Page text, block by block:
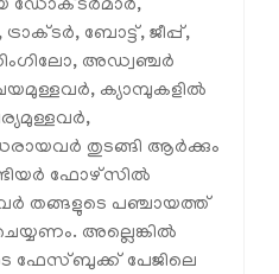
ഡോക്ടര്‍മാര്‍,
ബോട്ട്, ജീപ്പ്,
അഡ്വഞ്ചര്‍
ക്യാമ്പുകളില്‍
തുടങ്ങി ആര്‍ക്കും
ഫോഴ്‌സില്‍
തങ്ങളുടെ പഞ്ചായത്ത്
അല്ലെങ്കില്‍
ഫേസ്ബുക്ക് പേജിലെ